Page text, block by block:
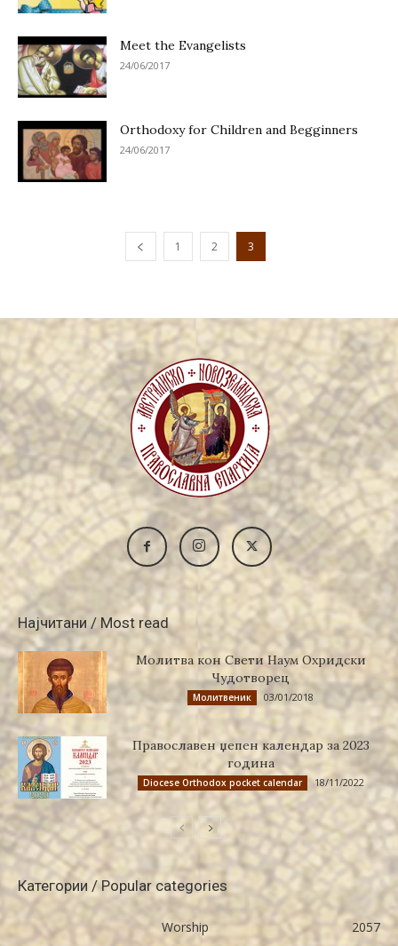
Meet the Evangelists
24/06/2017
Orthodoxy for Children and Begginners
24/06/2017
1 2 3
Најчитани / Most read
Молитва кон Свети Наум Охридски
Чудотворец
Молитвеник 03/01/2018
Православен џепен календар за 2023
година
Diocese Orthodox pocket calendar 18/11/2022
Категории / Popular categories
Worship
2057